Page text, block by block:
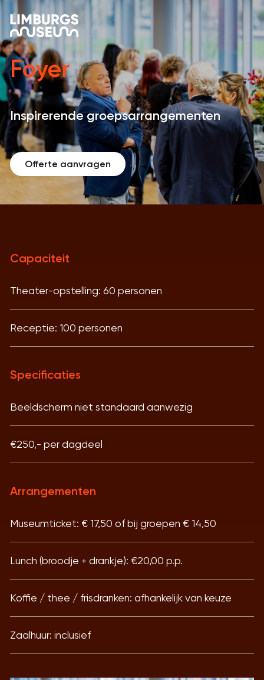
Foyer
Inspirerende groepsarrangementen
Offerte aanvragen
Capaciteit
Theater-opstelling: 60 personen
Receptie: 100 personen
Specificaties
Beeldscherm niet standaard aanwezig
€250,- per dagdeel
Arrangementen
Museumticket: € 17,50 of bij groepen € 14,50
Lunch (broodje + drankje): €20,00 p.p.
Koffie / thee / frisdranken: afhankelijk van keuze
Zaalhuur: inclusief